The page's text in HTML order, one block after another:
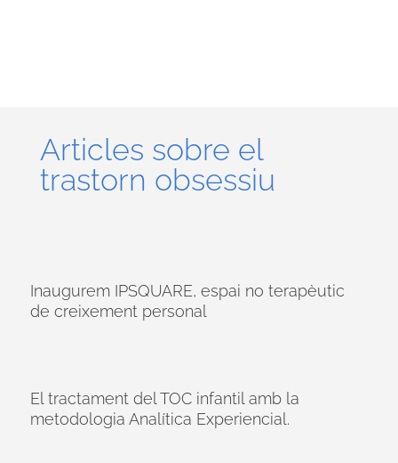
Articles sobre el
trastorn obsessiu
Inaugurem IPSQUARE, espai no terapèutic
de creixement personal
El tractament del TOC infantil amb la
metodologia Analítica Experiencial.